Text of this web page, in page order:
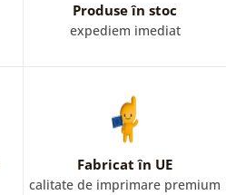
Produse în stoc
expediem imediat
Fabricat în UE
calitate de imprimare premium